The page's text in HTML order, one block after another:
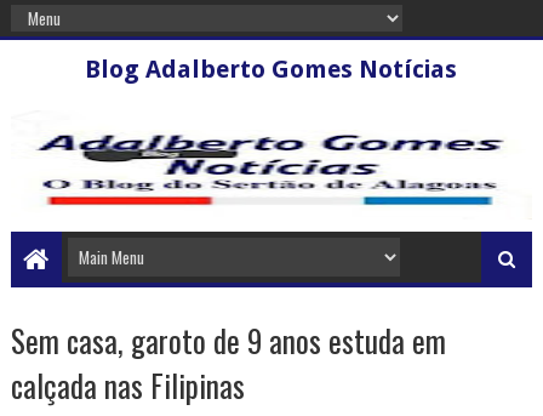
Blog Adalberto Gomes Notícias
Sem casa, garoto de 9 anos estuda em
calçada nas Filipinas